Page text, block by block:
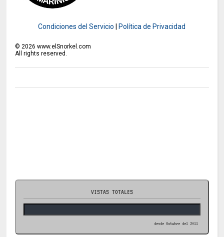
Condiciones del Servicio Política de Privacidad
©2026 www.elSnorkel.com
All rights reserved.
VISTAS TOTALES
desde Octubre del 2011